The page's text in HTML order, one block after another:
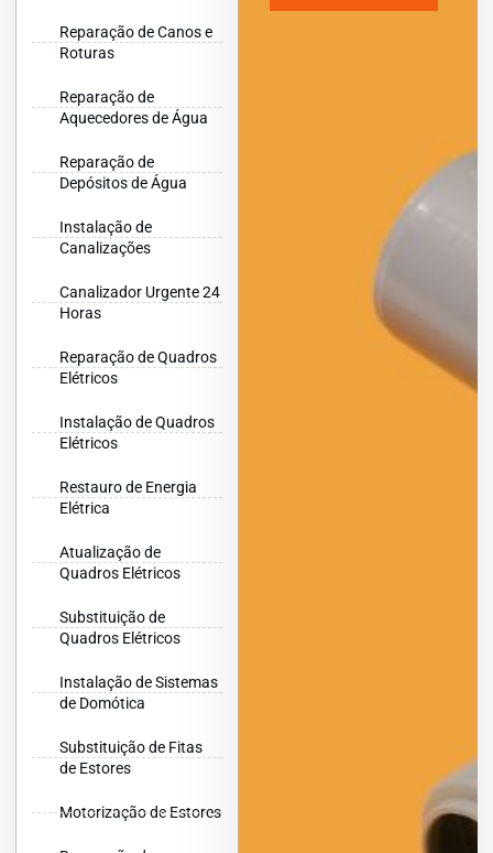
Reparação de Canos e
Roturas
Reparação de
Aquecedores de Água
Reparação de
Depósitos de Água
Instalação de
Canalizações
Canalizador Urgente 24
Horas
Reparação de Quadros
Elétricos
Instalação de Quadros
Elétricos
Restauro de Energia
Elétrica
Atualização de
Quadros Elétricos
Substituição de
Quadros Elétricos
Instalação de Sistemas
de Domótica
Substituição de Fitas
de Estores
Motorização de Estores